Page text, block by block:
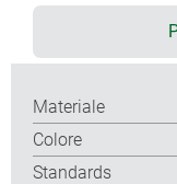
Materiale
Colore
Standards